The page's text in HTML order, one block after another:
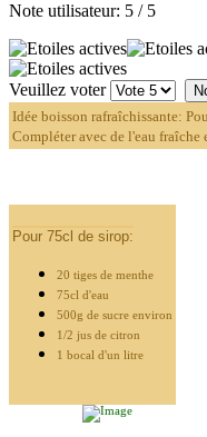
Note utilisateur: 5 / 5
Veuillez voter
Idée boisson rafraîchissante:
Compléter avec de l'eau fraîche
Pour 75cl de sirop:
20 tiges de menthe
75cl d'eau
500g de sucre environ
1/2 jus de citron
1 bocal d'un litre